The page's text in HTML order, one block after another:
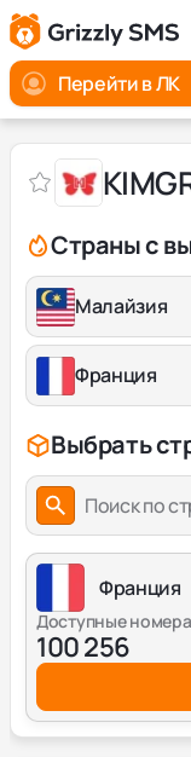
Перейти в ЛК
Страны с
Малайзия
Франция
Выбрать
Поиск по
Франция
Доступные номера
100 256